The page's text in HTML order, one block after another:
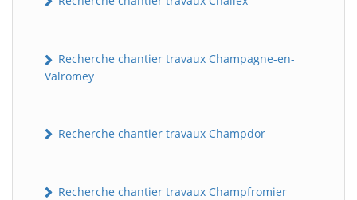
Recherche chantier travaux Champagne-en-
Valromey
Recherche chantier travaux Champdor
Recherche chantier travaux Champfromier